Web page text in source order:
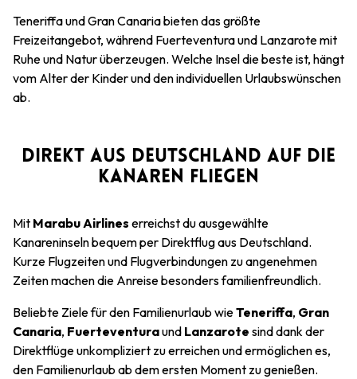
Teneriffa und Gran Canaria bieten das größte
Freizeitangebot, während Fuerteventura und Lanzarote mit
Ruhe und Natur überzeugen. Welche Insel die beste ist, hängt
vom Alter der Kinder und den individuellen Urlaubswünschen
ab.
DIREKT AUS DEUTSCHLAND AUF DIE
KANAREN FLIEGEN
Mit Marabu Airlines erreichst du ausgewählte
Kanareninseln bequem per Direktflug aus Deutschland.
Kurze Flugzeiten und Flugverbindungen zu angenehmen
Zeiten machen die Anreise besonders familienfreundlich.
Beliebte Ziele für den Familienurlaub wieTeneriffa, Gran
Canaria, Fuerteventuraund Lanzarote sind dank der
Direktflüge unkompliziert zu erreichen und ermöglichen es,
den Familienurlaub ab dem ersten Moment zu genießen.